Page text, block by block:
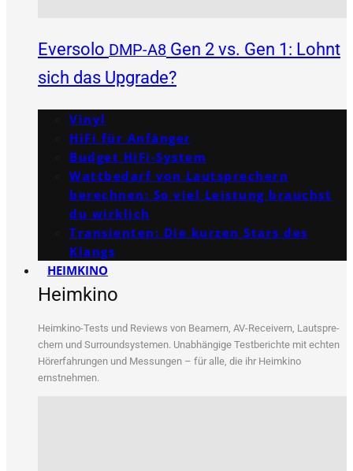
Eversolo DMP-A8 Gen 2 vs. Gen 1: Lohnt
sich das Upgrade?
Vinyl
HiFi für Anfänger
Budget HiFi-System
Wattbedarf von Lautsprechern
berechnen: So viel Leistung brauchst
du wirklich
Transienten: Die kurzen Stars des
Klangs
HEIMKINO
Heimkino
Heim­ki­no-Tests und Reviews von Bea­mern, AV-Recei­vern, Laut­spre­
chern und Sur­round­sys­te­men. Unab­hän­gi­ge Test­be­rich­te mit ech­ten
Hör­erfah­run­gen und Mes­sun­gen – für alle, die ihr Heim­ki­no
ernstnehmen.